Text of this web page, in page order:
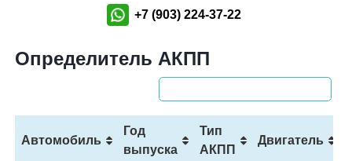
+7 (903) 224-37-22
Определитель АКПП
Автомобиль
Год
выпуска
Тип
АКПП
Двигатель